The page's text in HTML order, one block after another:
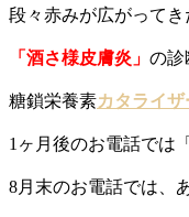
段々赤みが広がってき
「酒さ様皮膚炎」 の診
糖鎖栄養素カタライザ
1ヶ月後のお電話では
8月末のお電話では、